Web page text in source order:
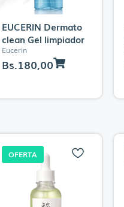
EUCERIN Dermato
clean Gel limpiador
Eucerin
Bs.180,00
OFERTA